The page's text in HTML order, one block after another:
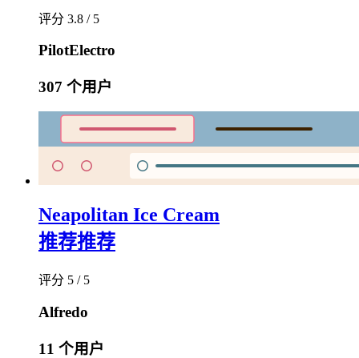
评分 3.8 / 5
PilotElectro
307 个用户
Neapolitan Ice Cream
推荐推荐
评分 5 / 5
Alfredo
11 个用户